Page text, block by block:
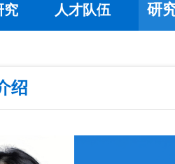
究 人才队伍 研
绍